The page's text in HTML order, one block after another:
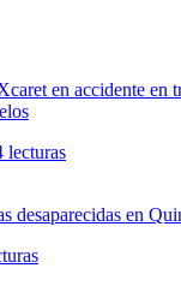
en accidente en
lecturas
desaparecidas en